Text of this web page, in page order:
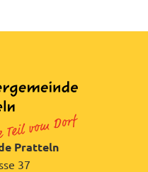
Pratteln
37